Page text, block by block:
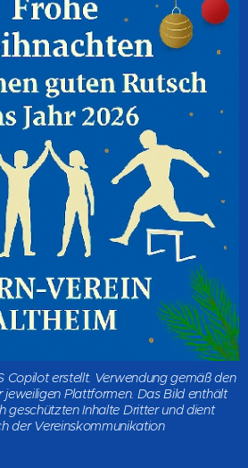
Copilot erstellt. Verwendung gemäß den
Plattformen. Das Bild enthält
geschützten Inhalte Dritter und dient
der Vereinskommunikation